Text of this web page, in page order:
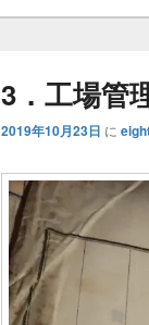
3．工場管
2019年10月23日 に